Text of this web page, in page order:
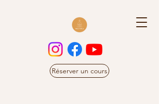
Réserver un cours